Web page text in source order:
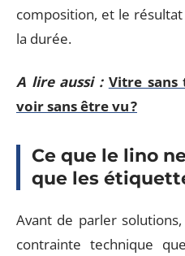
composition, et le
la durée.
A lire aussi : Vitre
voir sans être vu ?
Ce que le lino
que les
Avant de parler
contrainte technique